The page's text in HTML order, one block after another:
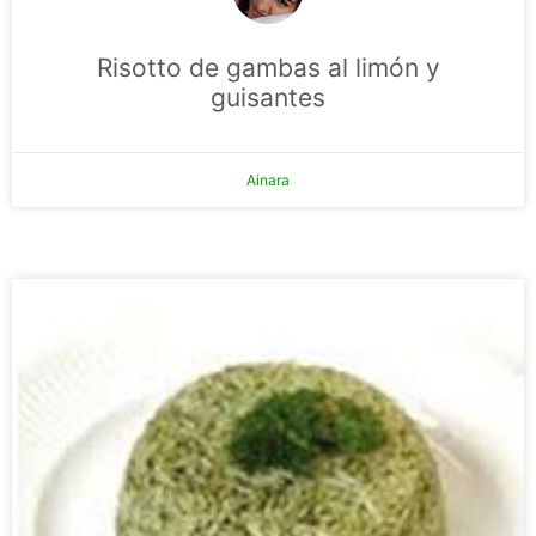
Risotto de gambas al limón y
guisantes
Ainara